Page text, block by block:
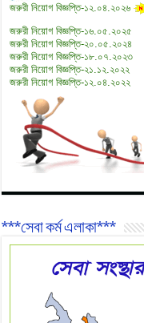
জরুরী নিয়োগ বিজ্ঞপ্তি-১২.০৪.২০২৬
জরুরী নিয়োগ বিজ্ঞপ্তি-১৬.০৫.২০২৫
জরুরী নিয়োগ বিজ্ঞপ্তি-২০.০৫.২০২৪
জরুরী নিয়োগ বিজ্ঞপ্তি-১৮.০৭.২০২৩
জরুরী নিয়োগ বিজ্ঞপ্তি-২১.১২.২০২২
জরুরী নিয়োগ বিজ্ঞপ্তি-১২.০৪.২০২২
***সেবা কর্ম এলাকা***